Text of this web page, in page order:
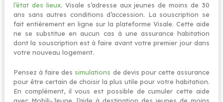
l’état des lieux. Visale s’adresse aux jeunes de moins de 30
ans sans autres conditions d’accession. La souscription se
fait entièrement en ligne sur la plateforme Visale. Cette aide
ne se substitue en aucun cas à une assurance habitation
dont la souscription est à faire avant votre premier jour dans
votre nouveau logement.
Pensez à faire des simulations de devis pour cette assurance
pour être certain de choisir la plus utile pour votre habitation.
En complément, il vous est possible de cumuler cette aide
avec Mobili-Jeune, l’aide à destination des jeunes de moins